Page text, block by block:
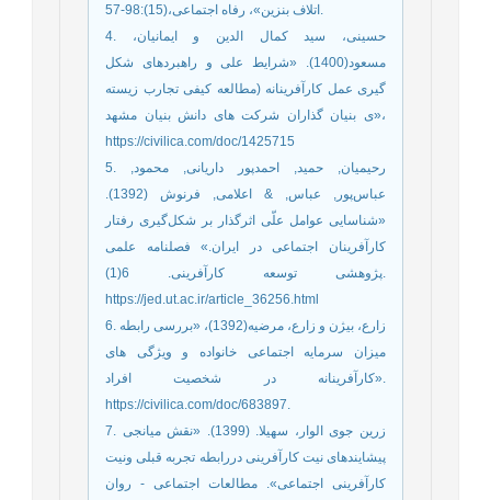
اتلاف بنزین»، رفاه اجتماعی،(15):98-57.
4. حسینی، سید کمال الدین و ایمانیان،
مسعود(1400). «شرایط علی و راهبردهای شکل
گیری عمل کارآفرینانه (مطالعه کیفی تجارب زیسته
ی بنیان گذاران شرکت های دانش بنیان مشهد»،
https://civilica.com/doc/1425715
5. رحیمیان, حمید, احمدپور داریانی, محمود,
عباس‌پور, عباس, & اعلامی, فرنوش (1392).
«شناسایی عوامل علّی اثرگذار بر شکل‌گیری رفتار
کارآفرینان اجتماعی در ایران.» فصلنامه علمی
پژوهشی توسعه کارآفرینی. 6(1).
https://jed.ut.ac.ir/article_36256.html
6. زارع، بیژن و زارع، مرضیه(1392)، «بررسی رابطه
میزان سرمایه اجتماعی خانواده و ویژگی های
کارآفرینانه در شخصیت افراد».
https://civilica.com/doc/683897.
7. زرین جوی الوار، سهیلا. (1399). «نقش میانجی
پیشایندهای نیت کارآفرینی دررابطه تجربه قبلی ونیت
کارآفرینی اجتماعی». مطالعات اجتماعی - روان